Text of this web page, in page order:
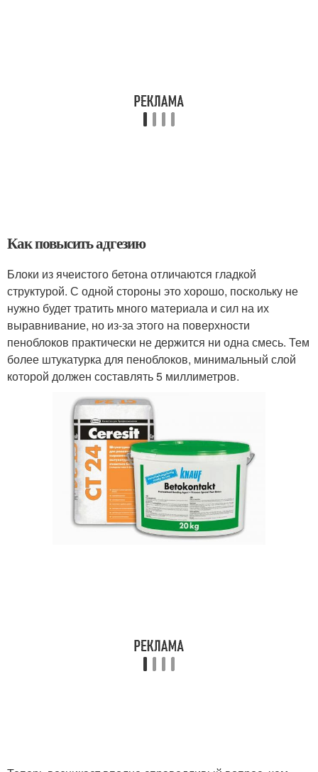
Как повысить адгезию
Блоки из ячеистого бетона отличаются гладкой
структурой. С одной стороны это хорошо, поскольку не
нужно будет тратить много материала и сил на их
выравнивание, но из-за этого на поверхности
пеноблоков практически не держится ни одна смесь. Тем
более штукатурка для пеноблоков, минимальный слой
которой должен составлять 5 миллиметров.